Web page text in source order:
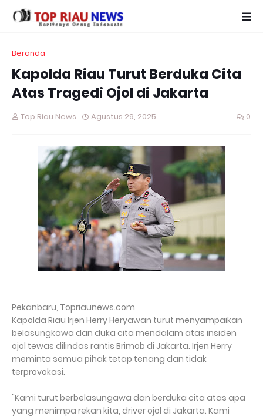
Beranda
Kapolda Riau Turut Berduka Cita
Atas Tragedi Ojol di Jakarta
Top Riau News Agustus 29, 2025 0
Pekanbaru, Topriaunews.com
Kapolda Riau Irjen Herry Heryawan turut menyampaikan
belasungkawa dan duka cita mendalam atas insiden
ojol tewas dilindas rantis Brimob di Jakarta. Irjen Herry
meminta semua pihak tetap tenang dan tidak
terprovokasi.
"Kami turut berbelasungawa dan berduka cita atas apa
yang menimpa rekan kita, driver ojol di Jakarta. Kami